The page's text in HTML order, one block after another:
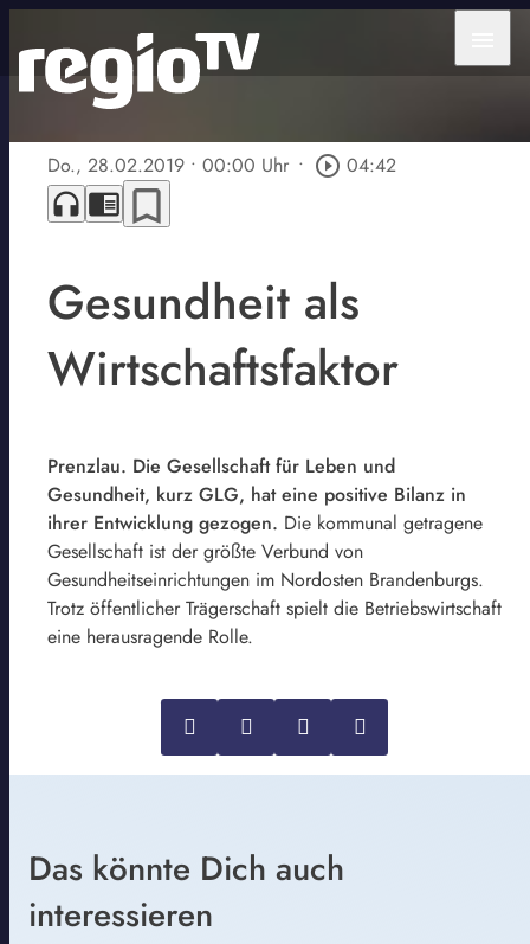
Do., 28.02.2019 • 00:00 Uhr • play_circle_outline 04:42
headphones chrome_reader_mode bookmark_border
Gesundheit als
Wirtschaftsfaktor
Prenzlau. Die Gesellschaft für Leben und
Gesundheit, kurz GLG, hat eine positive Bilanz in
ihrer Entwicklung gezogen. Die kommunal getragene
Gesellschaft ist der größte Verbund von
Gesundheitseinrichtungen im Nordosten Brandenburgs.
Trotz öffentlicher Trägerschaft spielt die Betriebswirtschaft
eine herausragende Rolle.
Das könnte Dich auch
interessieren